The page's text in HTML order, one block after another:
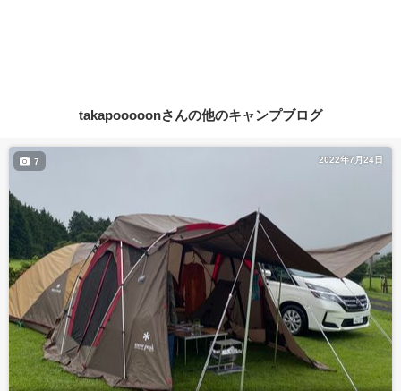
takapooooonさんの他のキャンプブログ
2022年7月24日
7